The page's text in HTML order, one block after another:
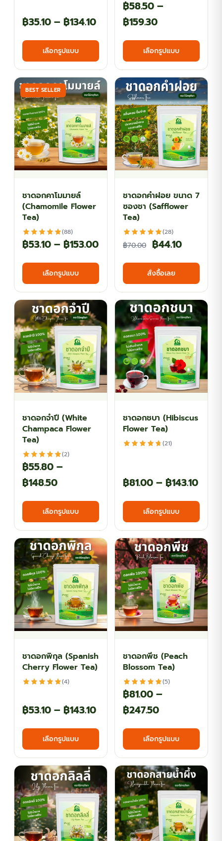
฿35.10 – ฿134.10Price
range:
through
฿134.10
เลือกรูปแบบ
This
has
multiple
variants.
The
options
may
be
chosen
on
product
฿58.50 –
฿159.30Price
range:
฿58.50
through
฿159.30
เลือกรูปแบบ
This
has
The
may
be
on
BEST SELLER
ชาดอกคาโมมายล์
(Chamomile Flower
Tea)
(88)
฿53.10 – ฿153.00Price
range:
through
฿153.00
เลือกรูปแบบ
This
has
multiple
variants.
The
options
may
be
chosen
on
product
ชาดอกคำฝอย ขนาด 7
ซองชา (Safflower
Tea)
(28)
฿70.00 Original
price
was:
฿70.00.
฿44.10Current
price
฿44.10.
สั่งซื้อเลย
ชาดอกจำปี (White
Champaca Flower
Tea)
(2)
฿55.80 –
฿148.50Price
range:
฿55.80
through
฿148.50
เลือกรูปแบบ
This
has
multiple
variants.
The
options
may
chosen
on
product
ชาดอกชบา (Hibiscus
Flower Tea)
(21)
฿81.00 – ฿143.10Price
฿
เลือกรูปแบบ
This
has
The
may
be
on
ชาดอกพิกุล (Spanish
Cherry Flower Tea)
(4)
฿53.10 – ฿143.10Price
range:
through
฿143.10
เลือกรูปแบบ
This
has
multiple
variants.
The
options
may
be
ชาดอกพีช (Peach
Blossom Tea)
(5)
฿81.00 –
฿247.50Price
range:
฿81.00
through
฿247.50
เลือกรูปแบบ
This
has
The
may
be